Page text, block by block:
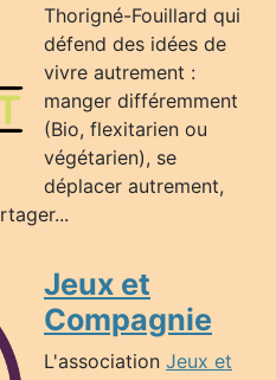
Thorigné-Fouillard qui
défend des idées de
vivre autrement :
manger différemment
(Bio, flexitarien ou
végétarien), se
déplacer autrement,
Jeux et
Compagnie
L'association Jeux et